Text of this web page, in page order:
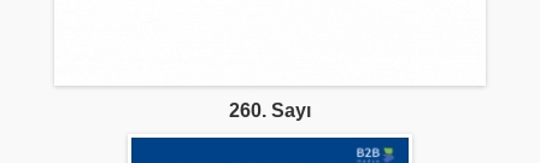
260. Sayı